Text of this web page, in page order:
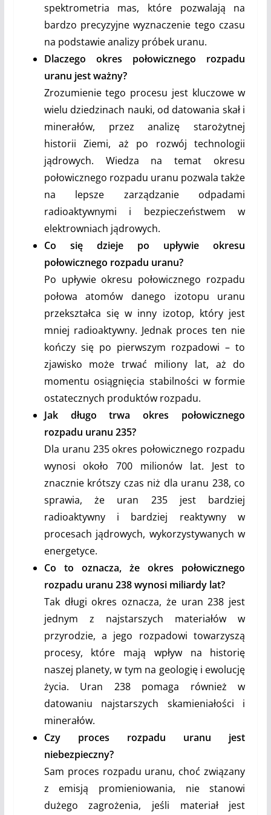
spektrometria mas, które pozwalają na
bardzo precyzyjne wyznaczenie tego czasu
na podstawie analizy próbek uranu.
Dlaczego okres połowicznego rozpadu
uranu jest ważny?
Zrozumienie tego procesu jest kluczowe w
wielu dziedzinach nauki, od datowania skał i
minerałów, przez analizę starożytnej
historii Ziemi, aż po rozwój technologii
jądrowych. Wiedza na temat okresu
połowicznego rozpadu uranu pozwala także
na lepsze zarządzanie odpadami
radioaktywnymi i bezpieczeństwem w
elektrowniach jądrowych.
Co się dzieje po upływie okresu
połowicznego rozpadu uranu?
Po upływie okresu połowicznego rozpadu
połowa atomów danego izotopu uranu
przekształca się w inny izotop, który jest
mniej radioaktywny. Jednak proces ten nie
kończy się po pierwszym rozpadowi – to
zjawisko może trwać miliony lat, aż do
momentu osiągnięcia stabilności w formie
ostatecznych produktów rozpadu.
Jak długo trwa okres połowicznego
rozpadu uranu 235?
Dla uranu 235 okres połowicznego rozpadu
wynosi około 700 milionów lat. Jest to
znacznie krótszy czas niż dla uranu 238, co
sprawia, że uran 235 jest bardziej
radioaktywny i bardziej reaktywny w
procesach jądrowych, wykorzystywanych w
energetyce.
Co to oznacza, że okres połowicznego
rozpadu uranu 238 wynosi miliardy lat?
Tak długi okres oznacza, że uran 238 jest
jednym z najstarszych materiałów w
przyrodzie, a jego rozpadowi towarzyszą
procesy, które mają wpływ na historię
naszej planety, w tym na geologię i ewolucję
życia. Uran 238 pomaga również w
datowaniu najstarszych skamieniałości i
minerałów.
Czy proces rozpadu uranu jest
niebezpieczny?
Sam proces rozpadu uranu, choć związany
z emisją promieniowania, nie stanowi
dużego zagrożenia, jeśli materiał jest